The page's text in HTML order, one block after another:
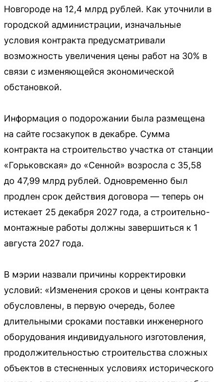
Новгороде на 12,4 млрд рублей. Как уточнили в
городской администрации, изначальные
условия контракта предусматривали
возможность увеличения цены работ на 30% в
связи с изменяющейся экономической
обстановкой.
Информация о подорожании была размещена
на сайте госзакупок в декабре. Сумма
контракта на строительство участка от станции
«Горьковская» до «Сенной» возросла с 35,58
до 47,99 млрд рублей. Одновременно был
продлен срок действия договора — теперь он
истекает 25 декабря 2027 года, а строительно-
монтажные работы должны завершиться к 1
августа 2027 года.
В мэрии назвали причины корректировки
условий: «Изменения сроков и цены контракта
обусловлены, в первую очередь, более
длительными сроками поставки инженерного
оборудования индивидуального изготовления,
продолжительностью строительства сложных
объектов в стесненных условиях исторического